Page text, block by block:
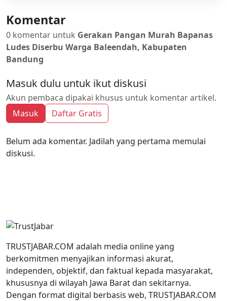
Komentar
0 komentar untuk Gerakan Pangan Murah Bapanas
Ludes Diserbu Warga Baleendah, Kabupaten
Bandung
Masuk dulu untuk ikut diskusi
Akun pembaca dipakai khusus untuk komentar artikel.
Masuk
Daftar Gratis
Belum ada komentar. Jadilah yang pertama memulai
diskusi.
TRUSTJABAR.COM adalah media online yang
berkomitmen menyajikan informasi akurat,
independen, objektif, dan faktual kepada masyarakat,
khususnya di wilayah Jawa Barat dan sekitarnya.
Dengan format digital berbasis web, TRUSTJABAR.COM